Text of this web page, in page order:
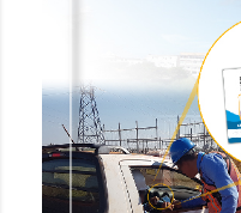
de Gestão
de controle de
de acordo com o